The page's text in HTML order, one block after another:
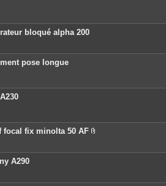
o
e
bloqué alpha 200
pose longue
focal fix minolta 50 AF
è
j
A290